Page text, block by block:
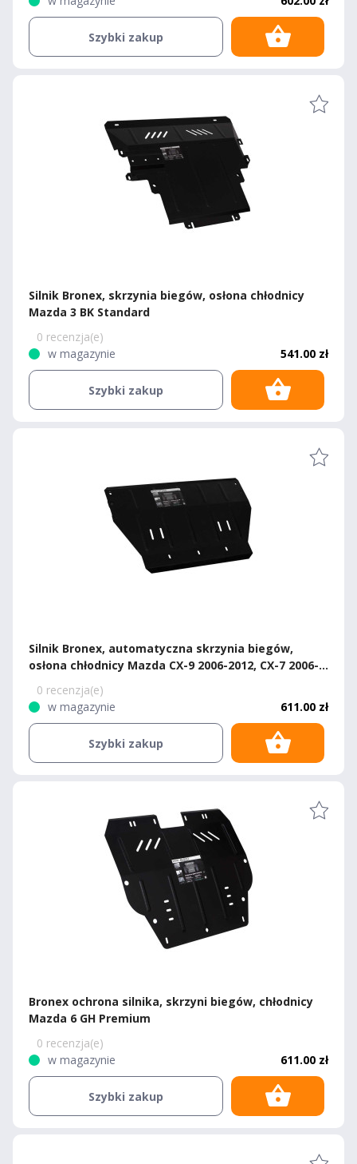
Szybki zakup
Silnik Bronex, skrzynia biegów, osłona chłodnicy
Mazda 3 BK Standard
0 recenzja(e)
w magazynie
541.00 zł
Szybki zakup
Silnik Bronex, automatyczna skrzynia biegów,
osłona chłodnicy Mazda CX-9 2006-2012, CX-7 2006-
0 recenzja(e)
w magazynie
611.00 zł
Szybki zakup
Bronex ochrona silnika, skrzyni biegów, chłodnicy
Mazda 6 GH Premium
0 recenzja(e)
w magazynie
611.00 zł
Szybki zakup